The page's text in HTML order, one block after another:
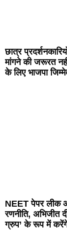
छात्र
मांगने की जरूरत
के लिए भाजपा
NEET पेपर लीक
रणनीति, अभिजीत
ग्रुप’ के रूप में